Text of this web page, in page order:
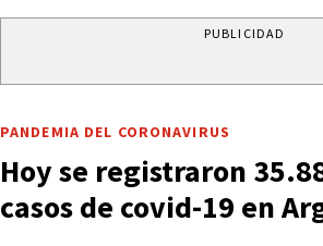
PUBLICIDAD
PANDEMIA DEL CORONAVIRUS
Hoy se registraron
casos de covid-19 en